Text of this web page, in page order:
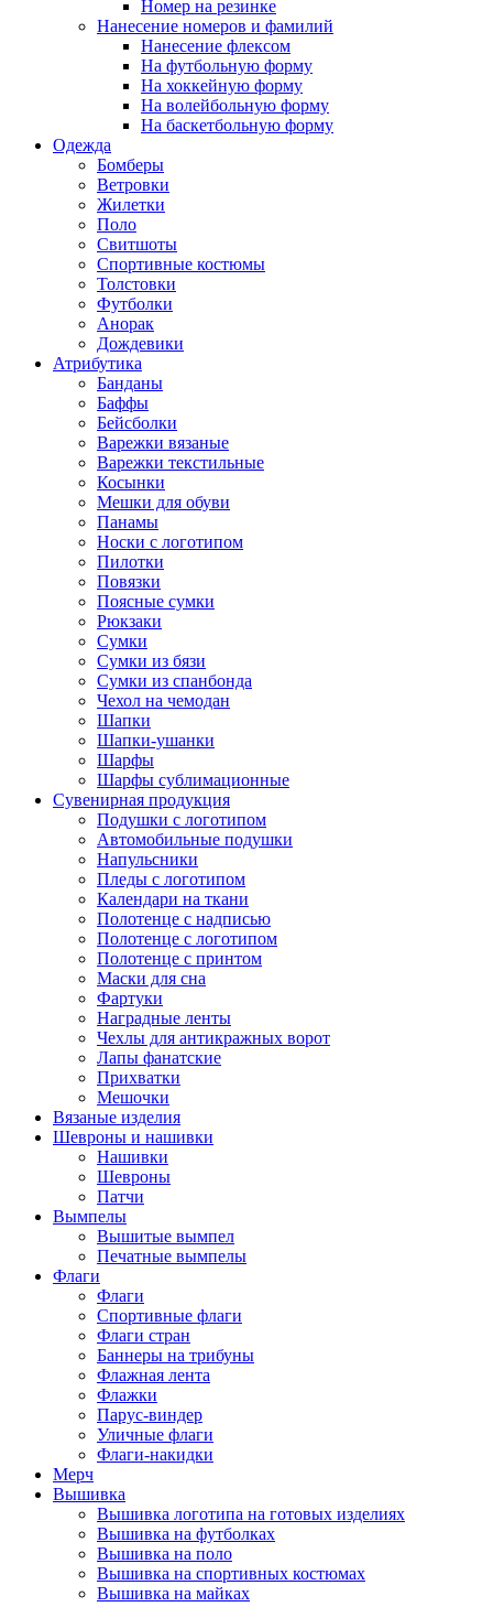
Номер на резинке
Нанесение номеров и фамилий
Нанесение флексом
На футбольную форму
На хоккейную форму
На волейбольную форму
На баскетбольную форму
Одежда
Бомберы
Ветровки
Жилетки
Поло
Свитшоты
Спортивные костюмы
Толстовки
Футболки
Анорак
Дождевики
Атрибутика
Банданы
Баффы
Бейсболки
Варежки вязаные
Варежки текстильные
Косынки
Мешки для обуви
Панамы
Носки с логотипом
Пилотки
Повязки
Поясные сумки
Рюкзаки
Сумки
Сумки из бязи
Сумки из спанбонда
Чехол на чемодан
Шапки
Шапки-ушанки
Шарфы
Шарфы сублимационные
Сувенирная продукция
Подушки с логотипом
Автомобильные подушки
Напульсники
Пледы с логотипом
Календари на ткани
Полотенце с надписью
Полотенце с логотипом
Полотенце с принтом
Маски для сна
Фартуки
Наградные ленты
Чехлы для антикражных ворот
Лапы фанатские
Прихватки
Мешочки
Вязаные изделия
Шевроны и нашивки
Нашивки
Шевроны
Патчи
Вымпелы
Вышитые вымпел
Печатные вымпелы
Флаги
Флаги
Спортивные флаги
Флаги стран
Баннеры на трибуны
Флажная лента
Флажки
Парус-виндер
Уличные флаги
Флаги-накидки
Мерч
Вышивка
Вышивка логотипа на готовых изделиях
Вышивка на футболках
Вышивка на поло
Вышивка на спортивных костюмах
Вышивка на майках